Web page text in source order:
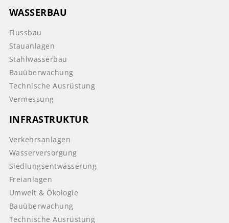
WASSERBAU
Flussbau
Stauanlagen
Stahlwasserbau
Bauüberwachung
Technische Ausrüstung
Vermessung
INFRASTRUKTUR
Verkehrsanlagen
Wasserversorgung
Siedlungsentwässerung
Freianlagen
Umwelt & Ökologie
Bauüberwachung
Technische Ausrüstung